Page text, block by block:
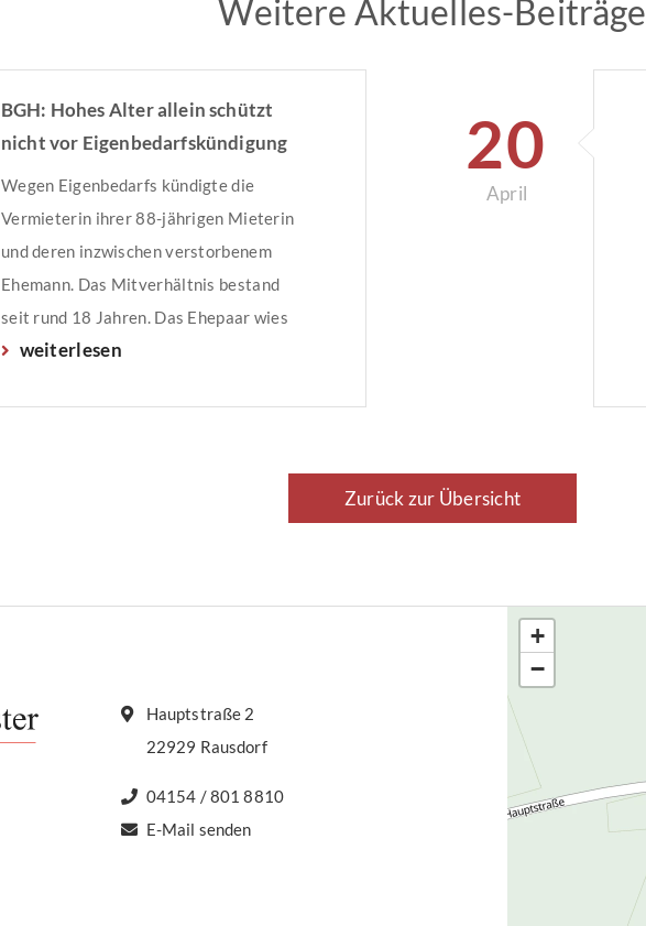
Weitere Aktuelles-Beiträge
BGH: Hohes Alter allein schützt
nicht vor Eigenbedarfskündigung
Wegen Eigenbedarfs kündigte die
Vermieterin ihrer 88-jährigen Mieterin
und deren inzwischen verstorbenem
Ehemann. Das Mitverhältnis bestand
seit rund 18 Jahren. Das Ehepaar wies
die Kündigung und spätere
weiterlesen
20
April
Zurück zur Übersicht
+
−
Hauptstraße 2
22929 Rausdorf
04154 / 801 8810
E-Mail senden